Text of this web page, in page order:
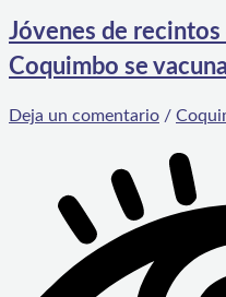
Jóvenes de
Coquimbo se
Deja un comentario /